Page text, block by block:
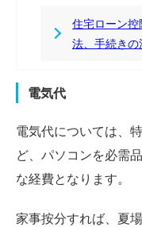
住宅ローン
法、手続きの
電気代
電気代については、
ど、パソコンを必需
な経費となります。
家事按分すれば、夏